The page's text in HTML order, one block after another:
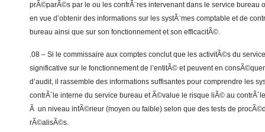
prÃ©parÃ©s par le ou les confrÃ¨res intervenant dans le service bureau
en vue d’obtenir des informations sur les systÃ¨mes comptable et de
bureau ainsi que sur son fonctionnement et son efficacitÃ©.
.08 – Si le commissaire aux comptes conclut que les activitÃ©s du
significative sur le fonctionnement de l’entitÃ© et peuvent en
d’audit, il rassemble des informations suffisantes pour comprendre les
contrÃ´le interne du service bureau et Ã©value le risque liÃ© au
Ã un niveau infÃ©rieur (moyen ou faible) selon que des tests de
rÃ©alisÃ©s.